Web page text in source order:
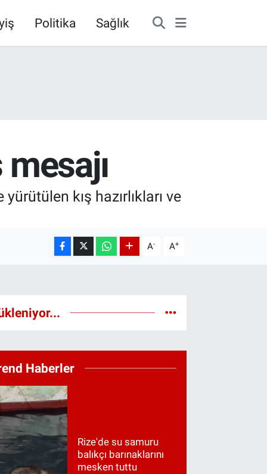
Politika Sağlık
kış hazırlıkları ve
A- A+
Haberler
Rize'de su samuru
balıkçı barınaklarını
mesken tuttu